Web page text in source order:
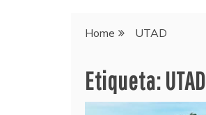
Home UTAD
Etiqueta:UTAD